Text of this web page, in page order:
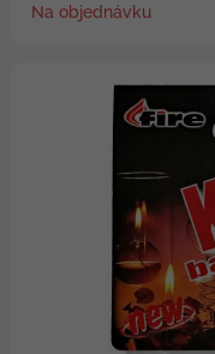
Na objednávku